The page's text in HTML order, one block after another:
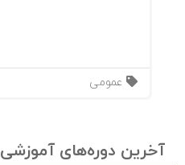
عمومی
آخرین دوره‌های آموزشی